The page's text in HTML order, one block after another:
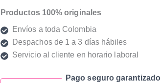
Productos 100% originales
Envíos a toda Colombia
Despachos de 1 a 3 días hábiles
Servicio al cliente en horario laboral
Pago seguro garantizado